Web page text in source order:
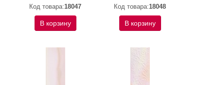
Код товара:18047
В корзину
Код товара:18048
В корзину